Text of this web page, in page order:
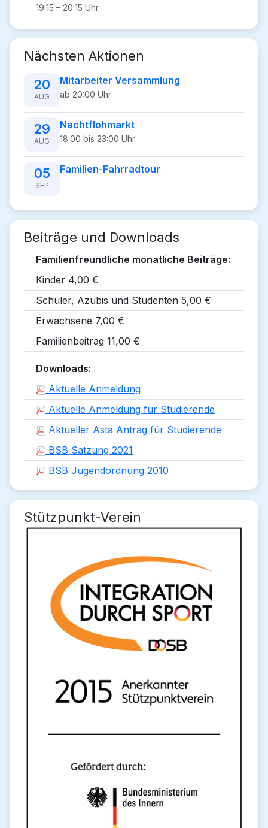
19:15 – 20:15 Uhr
Nächsten Aktionen
20
AUG
Mitarbeiter Versammlung
ab 20:00 Uhr
29
AUG
Nachtflohmarkt
18:00 bis 23:00 Uhr
05
SEP
Familien-Fahrradtour
Beiträge und Downloads
Familienfreundliche monatliche Beiträge:
Kinder 4,00 €
Schüler, Azubis und Studenten 5,00 €
Erwachsene 7,00 €
Familienbeitrag 11,00 €
Downloads:
Aktuelle Anmeldung
Aktuelle Anmeldung für Studierende
Aktueller Asta Antrag für Studierende
BSB Satzung 2021
BSB Jugendordnung 2010
Stützpunkt-Verein